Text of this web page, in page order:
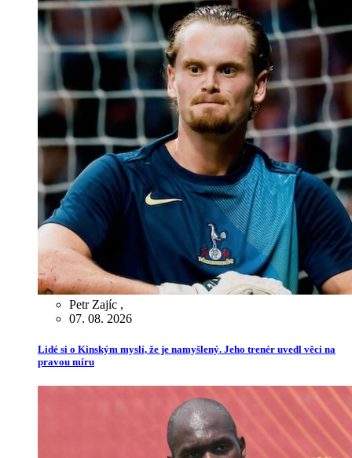
Petr Zajíc ,
07. 08. 2026
Lidé si o Kinským myslí, že je namyšlený. Jeho trenér uvedl věci na
pravou míru